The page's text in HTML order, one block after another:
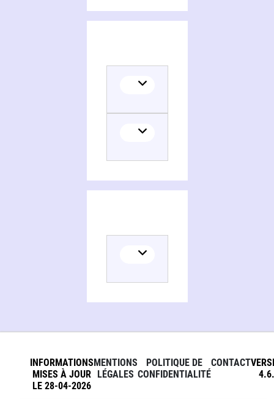
INFORMATIONS
MISES À JOUR
LE 28-04-2026
MENTIONS
LÉGALES
POLITIQUE DE
CONFIDENTIALITÉ
CONTACT